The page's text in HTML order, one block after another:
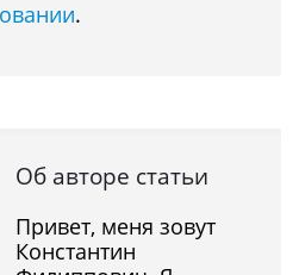
.
Об авторе статьи
Привет, меня зовут
Константин